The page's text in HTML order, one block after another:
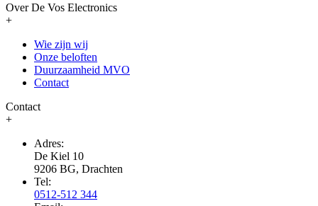
Over De Vos Electronics
+
Wie zijn wij
Onze beloften
Duurzaamheid MVO
Contact
Contact
+
Adres:
De Kiel 10
9206 BG, Drachten
Tel:
0512-512 344